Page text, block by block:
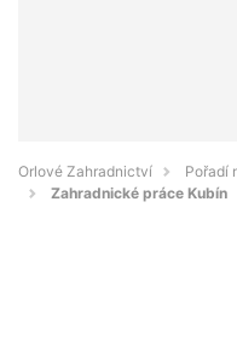
Orlové Zahradnictví
Pořadí
Zahradnické práce Kubín